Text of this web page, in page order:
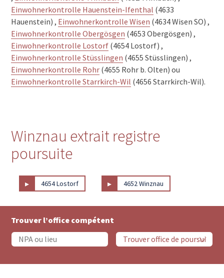
Einwohnerkontrolle Hauenstein-Ifenthal (4633
Hauenstein) , Einwohnerkontrolle Wisen (4634 Wisen SO) ,
Einwohnerkontrolle Obergösgen (4653 Obergösgen) ,
Einwohnerkontrolle Lostorf (4654 Lostorf) ,
Einwohnerkontrolle Stüsslingen (4655 Stüsslingen) ,
Einwohnerkontrolle Rohr (4655 Rohr b. Olten) ou
Einwohnerkontrolle Starrkirch-Wil (4656 Starrkirch-Wil).
Winznau extrait registre
poursuite
▸ 4654 Lostorf ▸ 4652 Winznau
Trouver l’office compétent